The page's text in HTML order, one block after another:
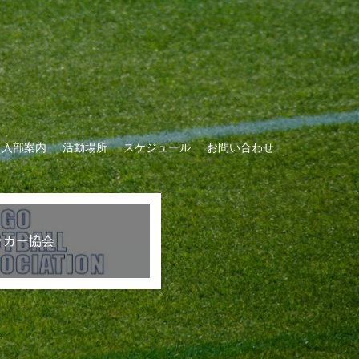
部案内 活動場所 スケジュール お問い合わせ
ー協会